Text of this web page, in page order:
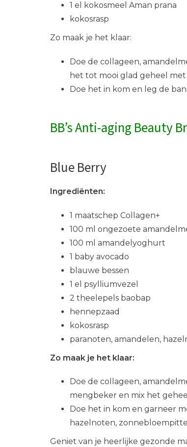
1 el kokosmeel Aman prana
kokosrasp
Zo maak je het klaar:
Doe de collageen,
het tot mooi glad geheel met
Doe het in kom en leg de
BB’s Anti-aging Beauty
Blue Berry
Ingrediënten:
1 maatschep Collagen+
100 ml ongezoete
100 ml amandelyoghurt
1 baby avocado
blauwe bessen
1 el psylliumvezel
2 theelepels baobap
hennepzaad
kokosrasp
paranoten, amandelen,
Zo maak je het klaar:
Doe de collageen,
mengbeker en mix het
Doe het in kom en garneer
hazelnoten,
Geniet van je heerlijke gezonde